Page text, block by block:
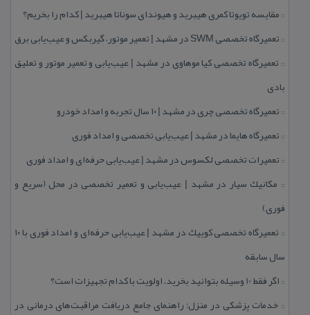
:: مقایسه تویوتا كمری هیبرید و هیوندای سوناتا هیبرید | كدام را بخریم؟
:: تعمیرگاه تخصصی SWM در مشهد | تعمیر موتور، گیربكس و عیب‌یابی برق
:: تعمیرگاه تخصصی كیا موهاوی در مشهد | عیب‌یابی و تعمیر موتور و تعلیق
بادی
:: تعمیرگاه تخصصی چری در مشهد | ۱۰ سال تجربه و امداد خودرو
:: تعمیرگاه هایما در مشهد | عیب‌یابی تخصصی و امداد فوری
:: تعمیرات تخصصی لكسوس در مشهد | عیب‌یابی حرفه‌ای و امداد فوری
:: مكانیك سیار در مشهد | عیب‌یابی و تعمیر تخصصی در محل (سریع و
فوری)
::
تعمیرگاه تخصصی كوییك در مشهد | عیب‌یابی حرفه‌ای و امداد فوری با ۱۰
سال سابقه
:: اگر فقط 10 وسیله بتوانید بخرید، اولویت با كدام تجهیزات است؟
:: خدمات پزشكی در منزل؛ راهنمای جامع دریافت مراقبت‌های درمانی در